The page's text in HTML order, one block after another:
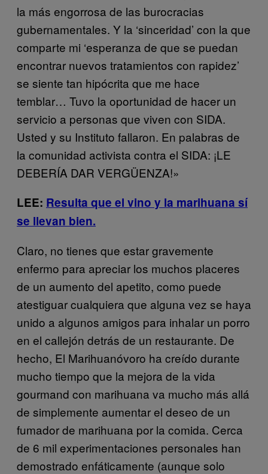
la más engorrosa de las burocracias
gubernamentales. Y la ‘sinceridad’ con la que
comparte mi ‘esperanza de que se puedan
encontrar nuevos tratamientos con rapidez’
se siente tan hipócrita que me hace
temblar… Tuvo la oportunidad de hacer un
servicio a personas que viven con SIDA.
Usted y su Instituto fallaron. En palabras de
la comunidad activista contra el SIDA: ¡LE
DEBERÍA DAR VERGÜENZA!»
LEE: Resulta que el vino y la marihuana sí
se llevan bien.
Claro, no tienes que estar gravemente
enfermo para apreciar los muchos placeres
de un aumento del apetito, como puede
atestiguar cualquiera que alguna vez se haya
unido a algunos amigos para inhalar un porro
en el callejón detrás de un restaurante. De
hecho, El Marihuanóvoro ha creído durante
mucho tiempo que la mejora de la vida
gourmand con marihuana va mucho más allá
de simplemente aumentar el deseo de un
fumador de marihuana por la comida. Cerca
de 6 mil experimentaciones personales han
demostrado enfáticamente (aunque solo